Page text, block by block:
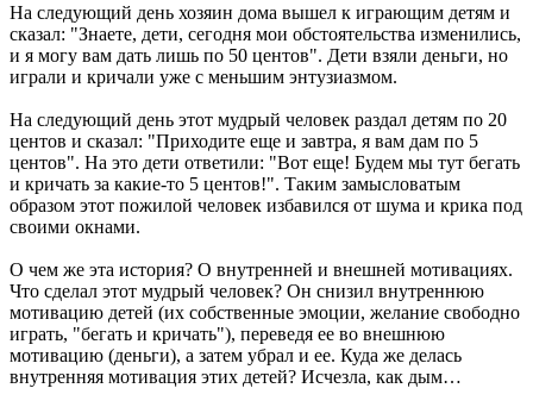
На следующий день хозяин дома вышел к играющим детям и
сказал: "Знаете, дети, сегодня мои обстоятельства изменились,
и я могу вам дать лишь по 50 центов". Дети взяли деньги, но
играли и кричали уже с меньшим энтузиазмом.
На следующий день этот мудрый человек раздал детям по 20
центов и сказал: "Приходите еще и завтра, я вам дам по 5
центов". На это дети ответили: "Вот еще! Будем мы тут бегать
и кричать за какие-то 5 центов!". Таким замысловатым
образом этот пожилой человек избавился от шума и крика под
своими окнами.
О чем же эта история? О внутренней и внешней мотивациях.
Что сделал этот мудрый человек? Он снизил внутреннюю
мотивацию детей (их собственные эмоции, желание свободно
играть, "бегать и кричать"), переведя ее во внешнюю
мотивацию (деньги), а затем убрал и ее. Куда же делась
внутренняя мотивация этих детей? Исчезла, как дым…